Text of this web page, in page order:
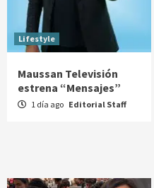
Lifestyle
Maussan Televisión
estrena “Mensajes”
1 día ago Editorial Staff